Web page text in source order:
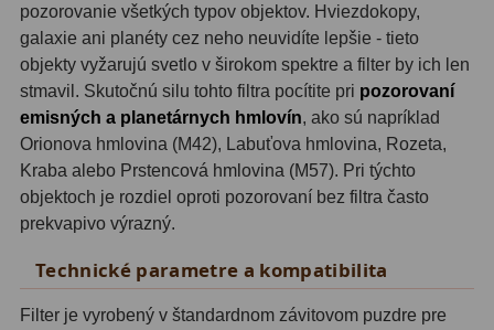
Iné10
Montáže 93
Azimutálne AZ5
Equatoriálne EQ19
Fotografické montáže
Statívy a piliere
Tubusové kruhy10
pozorovanie všetkých typov objektov. Hviezdokopy,
galaxie ani planéty cez neho neuvidíte lepšie - tieto
objekty vyžarujú svetlo v širokom spektre a filter by ich len
stmavil. Skutočnú silu tohto filtra pocítite pri pozorovaní
emisných a planetárnych hmlovín, ako sú napríklad
Orionova hmlovina (M42), Labuťova hmlovina, Rozeta,
Kraba alebo Prstencová hmlovina (M57). Pri týchto
objektoch je rozdiel oproti pozorovaní bez filtra často
prekvapivo výrazný.
Technické parametre a kompatibilita
Filter je vyrobený v štandardnom závitovom puzdre pre